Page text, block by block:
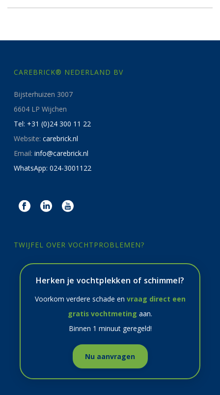
CAREBRICK® NEDERLAND BV
Bijsterhuizen 3007
6604 LP Wijchen
Tel: +31 (0)24 300 11 22
Website:carebrick.nl
Email:info@carebrick.nl
WhatsApp: 024-3001122
TWIJFEL OVER VOCHTPROBLEMEN?
Herken je vochtplekken of schimmel?
Voorkom verdere schade en vraag direct een
gratis vochtmeting aan.
Binnen 1 minuut geregeld!
Nu aanvragen